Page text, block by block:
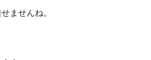
ませんね。